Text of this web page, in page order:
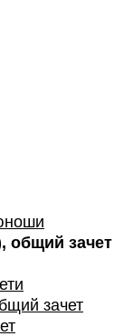
общий зачет
зачет